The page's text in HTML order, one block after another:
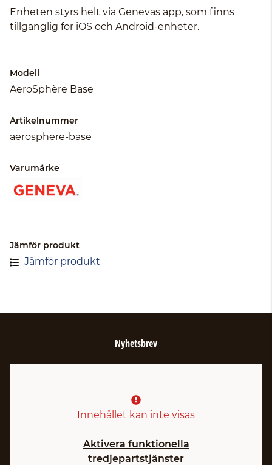
Enheten styrs helt via Genevas app, som finns
tillgänglig för iOS och Android-enheter.
Modell
AeroSphère Base
Artikelnummer
aerosphere-base
Varumärke
Jämför produkt
Jämför produkt
Nyhetsbrev
Innehållet kan inte visas
Aktivera funktionella
tredjepartstjänster